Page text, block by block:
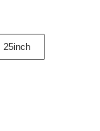
25inch